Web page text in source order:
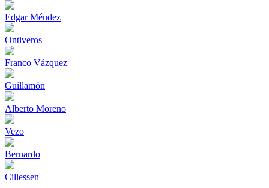
Edgar Méndez
Ontiveros
Franco Vázquez
Guillamón
Alberto Moreno
Vezo
Bernardo
Cillessen